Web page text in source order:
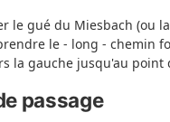
le gué du Miesbach (ou
le - long - chemin
la gauche jusqu'au point
passage